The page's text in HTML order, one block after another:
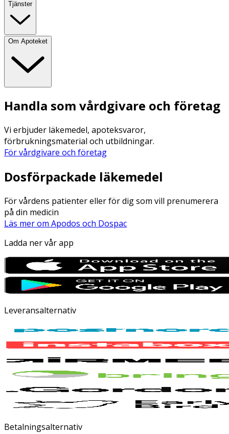
Tjänster
Om Apoteket
Handla som vårdgivare och företag
Vi erbjuder läkemedel, apoteksvaror,
förbrukningsmaterial och utbildningar.
För vårdgivare och företag
Dosförpackade läkemedel
För vårdens patienter eller för dig som vill prenumerera
på din medicin
Läs mer om Apodos och Dospac
Ladda ner vår app
Leveransalternativ
Betalningsalternativ